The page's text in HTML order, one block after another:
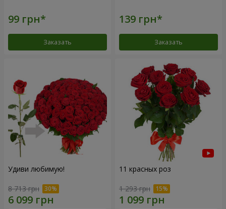
Заказать Заказать
Удиви любимую!
8 713 грн
11 красных роз
1 293 грн